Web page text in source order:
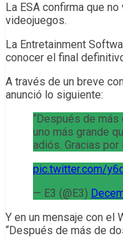
La ESA confirma que
videojuegos.
La Entretainment
conocer el final
A través de un breve
anunció lo siguiente:
“Después de más
uno más grande
adiós. Gracias por
pic.twitter.com/
— E3 (@E3)
Y en un mensaje con el
“Después de más de